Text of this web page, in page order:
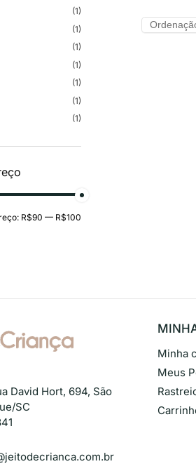
(1)
(1)
(1)
(1)
(1)
(1)
(1)
R$90 — R$100
David Hort, 694, São
SC
Minha
Meus